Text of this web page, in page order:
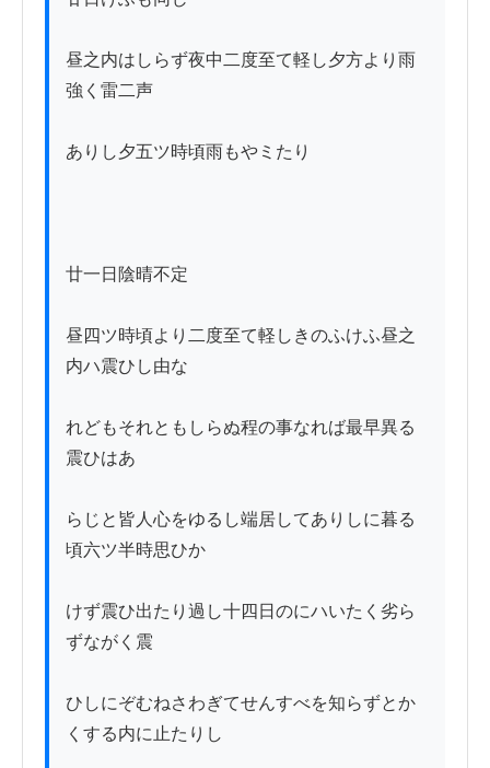
昼之内はしらず夜中二度至て軽し夕方より雨
強く雷二声
ありし夕五ツ時頃雨もやミたり
廿一日陰晴不定
昼四ツ時頃より二度至て軽しきのふけふ昼之
内ハ震ひし由な
れどもそれともしらぬ程の事なれば最早異る
震ひはあ
らじと皆人心をゆるし端居してありしに暮る
頃六ツ半時思ひか
けず震ひ出たり過し十四日のにハいたく劣ら
ずながく震
ひしにぞむねさわぎてせんすべを知らずとか
くする内に止たりし